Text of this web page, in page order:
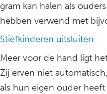
gram kan halen als
hebben verwend met
Stiefkinderen uitsluiten
Meer voor de hand ligt
Zij erven niet
als hun eigen ouder